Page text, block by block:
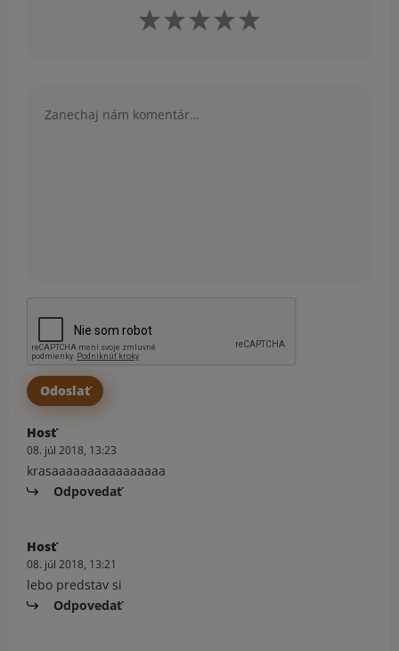
Hosť
08. júl 2018, 13:23
krasaaaaaaaaaaaaaaaa
Odpovedať
Hosť
08. júl 2018, 13:21
lebo predstav si
Odpovedať